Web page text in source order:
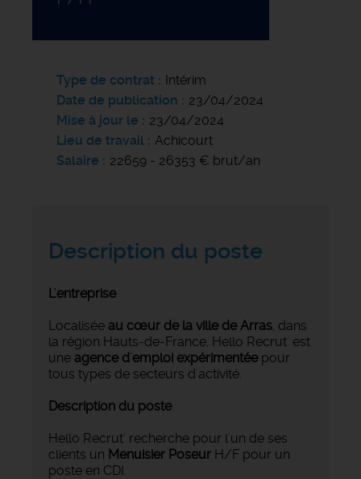
Type de contrat
Intérim
Date de publication
23/04/2024
Mise à jour le
23/04/2024
Lieu de travail
Achicourt
Salaire
22659 - 26353 € brut/an
Description du poste
L'entreprise
Localisée au cœur de la ville de Arras , dans
la région Hauts-de-France, Hello Recrut' est
une agence d'emploi expérimentéepour
tous types de secteurs d'activité.
Description du poste
Hello Recrut' recherche pour l'un de ses
clients un Menuisier Poseur H/F pour un
poste en CDI.